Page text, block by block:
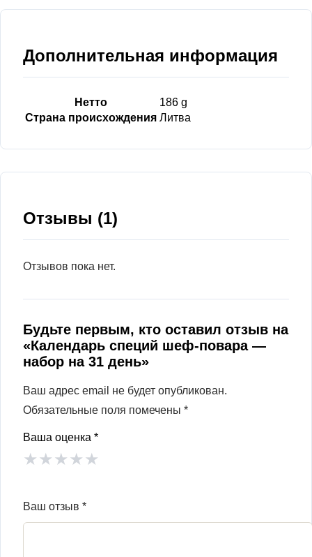
Дополнительная информация
Нетто
186 g
Страна происхождения Литва
Отзывы (1)
Отзывов пока нет.
Будьте первым, кто оставил отзыв на
«Календарь специй шеф-повара —
набор на 31 день»
Ваш адрес email не будет опубликован.
Обязательные поля помечены *
Ваша оценка *
★★★★★
Ваш отзыв *